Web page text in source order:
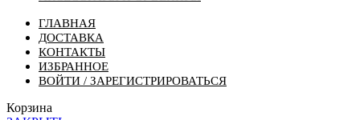
ГЛАВНАЯ
ДОСТАВКА
КОНТАКТЫ
ИЗБРАННОЕ
ВОЙТИ / ЗАРЕГИСТРИРОВАТЬСЯ
Корзина